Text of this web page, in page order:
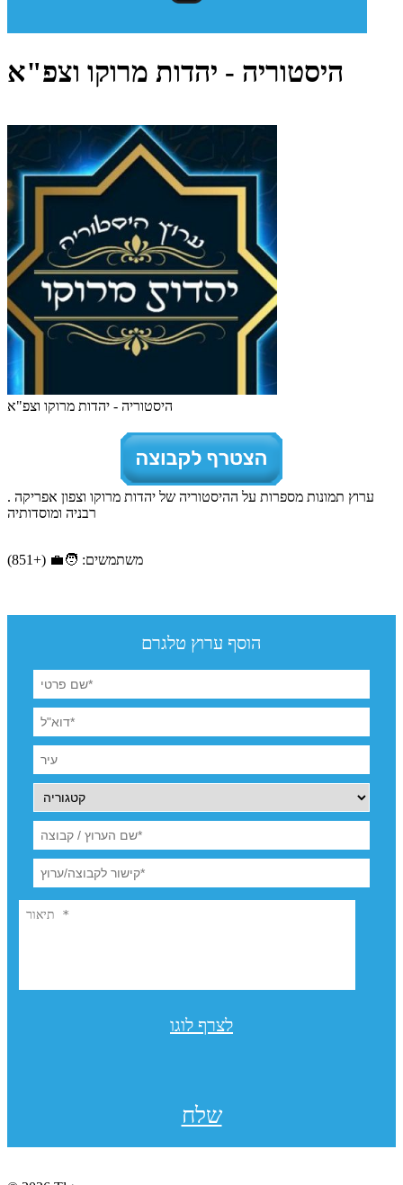
היסטוריה - יהדות מרוקו וצפ"א
היסטוריה - יהדות מרוקו וצפ"א
ערוץ תמונות מספרות על ההיסטוריה של יהדות מרוקו וצפון אפריקה .
רבניה ומוסדותיה
משתמשים: 🧑‍💼 (+851)
הוסף ערוץ טלגרם
לצרף לוגו
שלח